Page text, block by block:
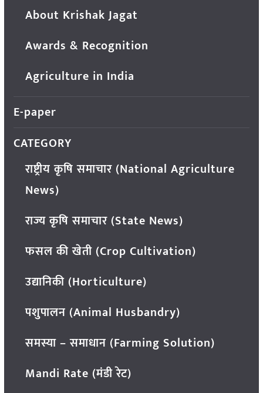
About Krishak Jagat
Awards & Recognition
Agriculture in India
E-paper
CATEGORY
राष्ट्रीय कृषि समाचार (National Agriculture
News)
राज्य कृषि समाचार (State News)
फसल की खेती (Crop Cultivation)
उद्यानिकी (Horticulture)
पशुपालन (Animal Husbandry)
समस्या – समाधान (Farming Solution)
Mandi Rate (मंडी रेट)